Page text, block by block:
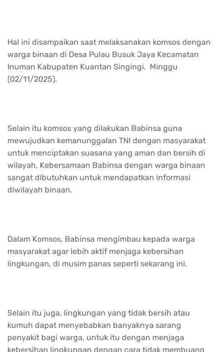
Hal ini disampaikan saat melaksanakan komsos dengan
warga binaan di Desa Pulau Busuk Jaya Kecamatan
Inuman Kabupaten Kuantan Singingi. Minggu
(02/11/2025).
Selain itu komsos yang dilakukan Babinsa guna
mewujudkan kemanunggalan TNI dengan masyarakat
untuk menciptakan suasana yang aman dan bersih di
wilayah, Kebersamaan Babinsa dengan warga binaan
sangat dibutuhkan untuk mendapatkan informasi
diwilayah binaan.
Dalam Komsos, Babinsa mengimbau kepada warga
masyarakat agar lebih aktif menjaga kebersihan
lingkungan, di musim panas seperti sekarang ini.
Selain itu juga, lingkungan yang tidak bersih atau
kumuh dapat menyebabkan banyaknya sarang
penyakit bagi warga, untuk itu dengan menjaga
kebersihan lingkungan dengan cara tidak membuang